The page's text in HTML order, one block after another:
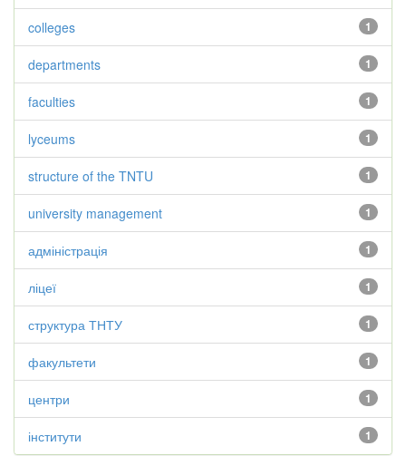
1
colleges
1
departments
1
faculties
1
lyceums
1
structure of the TNTU
1
university management
1
адміністрація
1
ліцеї
1
структура ТНТУ
1
факультети
1
центри
1
інститути